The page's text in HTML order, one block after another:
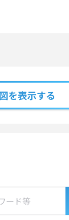
を表示する